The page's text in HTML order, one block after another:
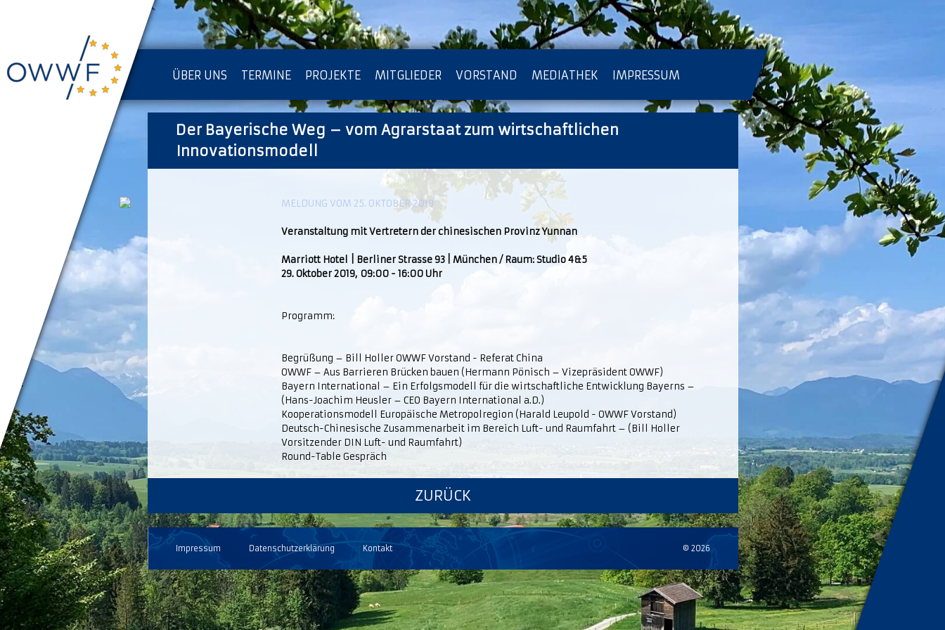
ÜBER UNS TERMINE PROJEKTE MITGLIEDER VORSTAND MEDIATHEK IMPRESSUM
IMPRESSUM [KOPIE] DATENSCHUTZ ARCHIV
Der Bayerische Weg – vom Agrarstaat zum wirtschaftlichen
Innovationsmodell
MELDUNG VOM 25. OKTOBER 2019
Veranstaltung mit Vertretern der chinesischen Provinz Yunnan
Marriott Hotel | Berliner Strasse 93 | München / Raum: Studio 4&5
29. Oktober 2019, 09:00 - 16:00 Uhr
Programm:
Begrüßung – Bill Holler OWWF Vorstand - Referat China
OWWF – Aus Barrieren Brücken bauen (Hermann Pönisch – Vizepräsident OWWF)
Bayern International – Ein Erfolgsmodell für die wirtschaftliche Entwicklung Bayerns –
(Hans-Joachim Heusler – CEO Bayern International a.D.)
Kooperationsmodell Europäische Metropolregion (Harald Leupold - OWWF Vorstand)
Deutsch-Chinesische Zusammenarbeit im Bereich Luft- und Raumfahrt – (Bill Holler
Vorsitzender DIN Luft- und Raumfahrt)
Round-Table Gespräch
ZURÜCK
Impressum Datenschutzerklärung Kontakt © 2026